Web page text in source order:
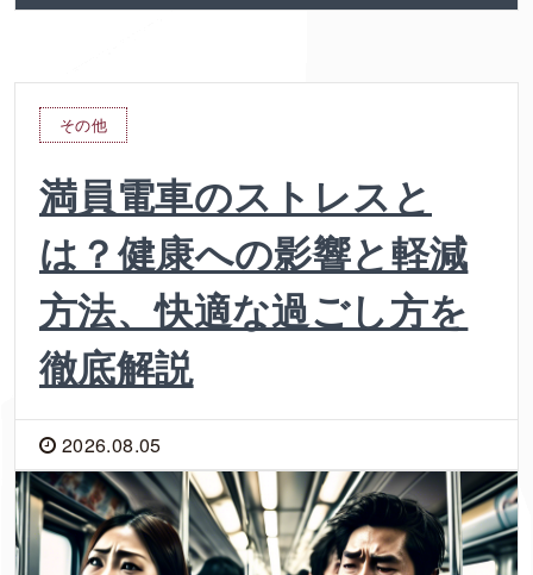
その他
満員電車のストレスと
は？健康への影響と軽減
方法、快適な過ごし方を
徹底解説
2026.08.05